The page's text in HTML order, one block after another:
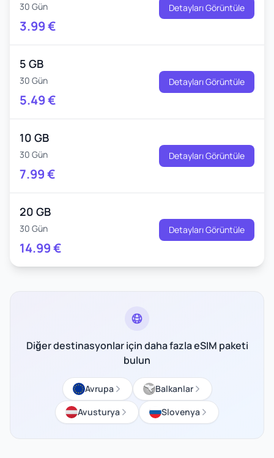
30 Gün
3.99€
Detayları Görüntüle
5 GB
30 Gün
5.49€
Detayları Görüntüle
10 GB
30 Gün
7.99€
Detayları Görüntüle
20 GB
30 Gün
14.99€
Detayları Görüntüle
Diğer destinasyonlar için daha fazla eSIM paketi
bulun
Avrupa
Balkanlar
Avusturya
Slovenya